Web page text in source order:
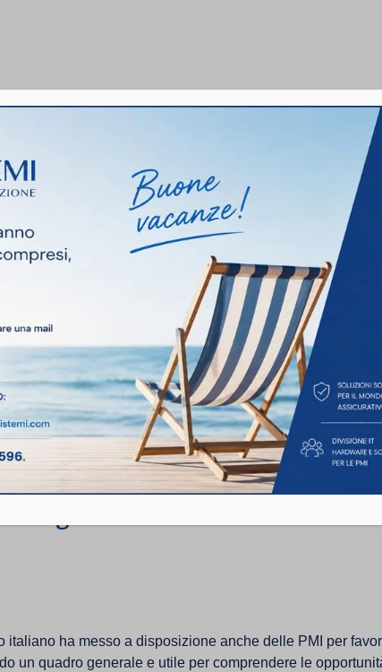
4.0 e
delle
attraverso l’acquisizione e
anche nella PMI
ha messo a disposizione anche delle PMI per
un quadro generale e utile per comprendere le